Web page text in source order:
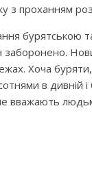
з проханням
бурятською
Хоча буряти,
в дивній і
вважають